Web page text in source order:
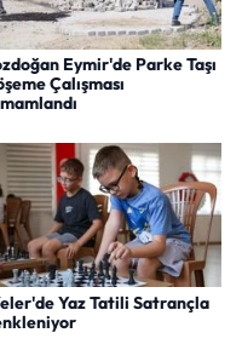
Eymir'de Parke Taşı
Çalışması
Yaz Tatili Satrançla